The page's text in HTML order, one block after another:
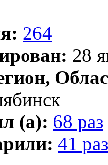
264
28
(а): 68 раз
41 раз